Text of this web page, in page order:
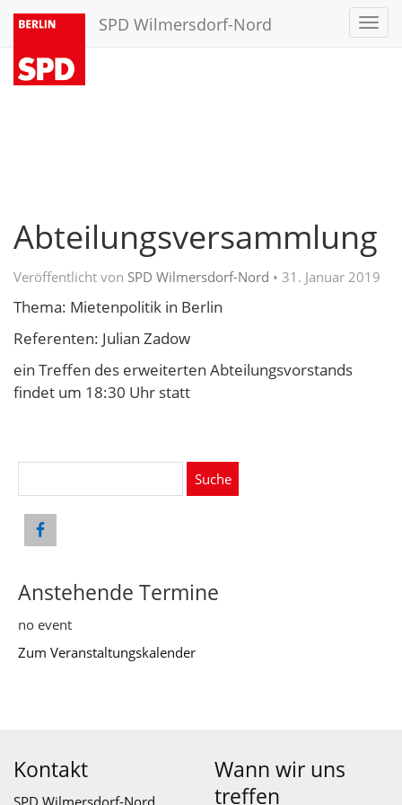
SPD Wilmersdorf-Nord
Abteilungsversammlung
Veröffentlicht von SPD Wilmersdorf-Nord • 31. Januar 2019
Thema: Mietenpolitik in Berlin
Referenten: Julian Zadow
ein Treffen des erweiterten Abteilungsvorstands
findet um 18:30 Uhr statt
Anstehende Termine
no event
Zum Veranstaltungskalender
Kontakt
SPD Wilmersdorf-Nord
Wann wir uns
treffen